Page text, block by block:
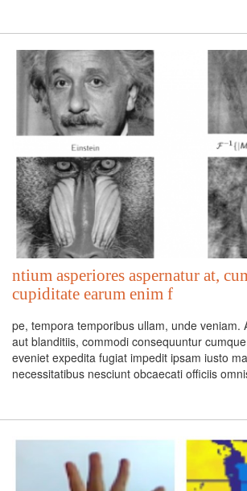
ntium asperiores aspernatur at,
cupiditate earum enim f
pe, tempora temporibus ullam, unde veniam.
aut blanditiis, commodi consequuntur
eveniet expedita fugiat impedit ipsam iusto
necessitatibus nesciunt obcaecati officiis